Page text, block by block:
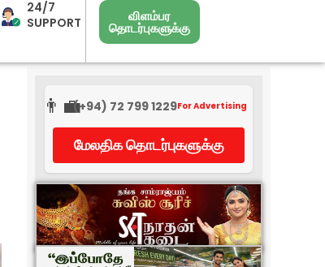
24/7
SUPPORT
விளம்பர
தொடர்புகளுக்கு
👨‍💼(+94) 72 799 1229For Advertising
மேலதிக தொடர்புகளுக்கு